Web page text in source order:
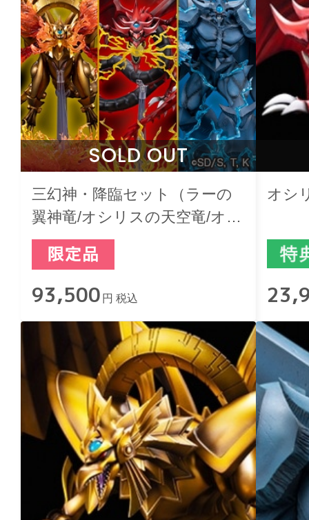
SOLD OUT
三幻神・降臨セット（ラーの
翼神竜/オシリスの天空竜/オベ
リスクの巨神兵）
93,500 円 税込
オシ